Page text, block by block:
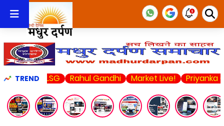
TREND
LSG Rahul Gandhi Market Live! Priyanka Chopra